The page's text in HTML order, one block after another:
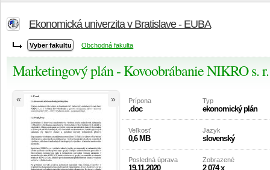
Ekonomická univerzita v Bratislave - EUBA
Obchodná fakulta
Marketingový plán - Kovoobrábanie NIKRO s.
« » Prípona
.doc
Typ
ekonomický plán
Veľkosť
0,6 MB
Jazyk
slovenský
Posledná úprava
19.11.2020
Zobrazené
2 074 x